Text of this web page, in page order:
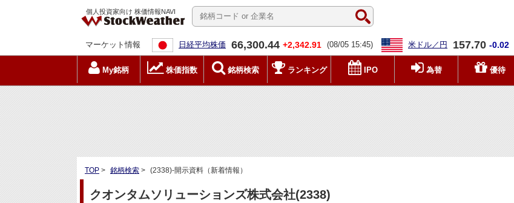
個人投資家向け 株価情報NAVI
マーケット情報 日経平均株価 66,300.44 +2,342.91 (08/05 15:45) 米ドル／円 157.70 -0.02
My銘柄 株価指数 銘柄検索 ランキング IPO 為替 優待
TOP > 銘柄検索 > (2338)-開示資料（新着情報）
クオンタムソリューションズ株式会社(2338)